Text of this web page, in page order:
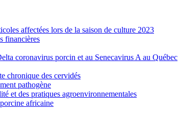
affectées lors de la saison de culture 2023
financières
coronavirus porcin et au Senecavirus A au Québec
chronique des cervidés
pathogène
et des pratiques agroenvironnementales
africaine